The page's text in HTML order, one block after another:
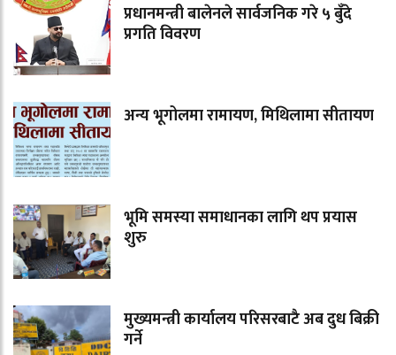
प्रधानमन्त्री बालेनले सार्वजनिक गरे ५ बुँदे
प्रगति विवरण
अन्य भूगोलमा रामायण, मिथिलामा सीतायण
भूमि समस्या समाधानका लागि थप प्रयास
शुरु
मुख्यमन्त्री कार्यालय परिसरबाटै अब दुध बिक्री
गर्ने